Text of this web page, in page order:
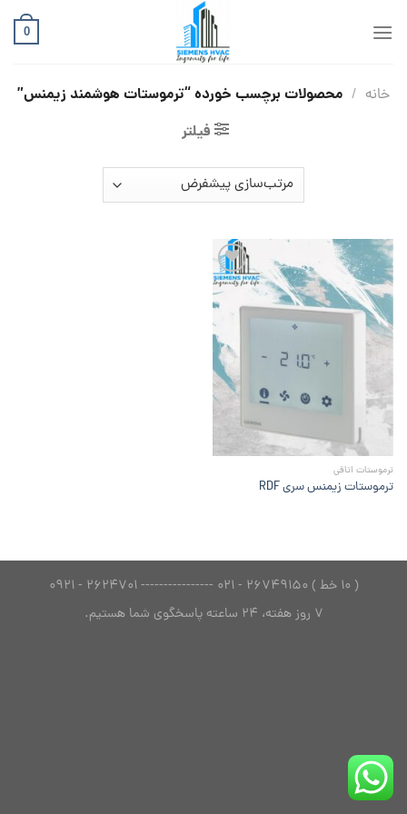
0
خانه / محصولات برچسب خورده “ترموستات هوشمند زیمنس”
فیلتر
افزودن
علاقه
مندی
ترموستات اتاقی
ترموستات زیمنس سری RDF
( 10 خط ) 26749150 - 021 ---------------- 2624701 - 0921
7 روز هفته، 24 ساعته پاسخگوی شما هستیم.